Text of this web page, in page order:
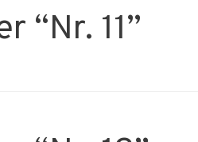
“Nr. 11”